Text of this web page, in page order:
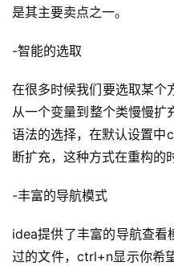
是其主要卖点之一。
-智能的选取
在很多时候我们要选取某个
从一个变量到整个类慢慢
语法的选择，在默认设置
断扩充，这种方式在重构的
-丰富的导航模式
idea提供了丰富的导航查
过的文件，ctrl+n显示你希